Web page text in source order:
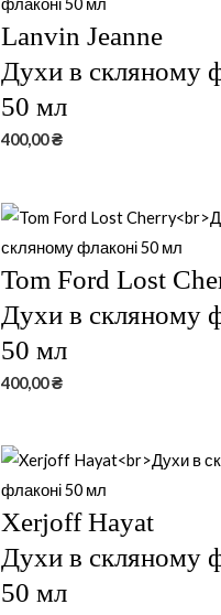
Lanvin Jeanne
Духи в скляному
50 мл
400,00₴
Tom Ford Lost
Духи в скляному
50 мл
400,00₴
Xerjoff Hayat
Духи в скляному
50 мл